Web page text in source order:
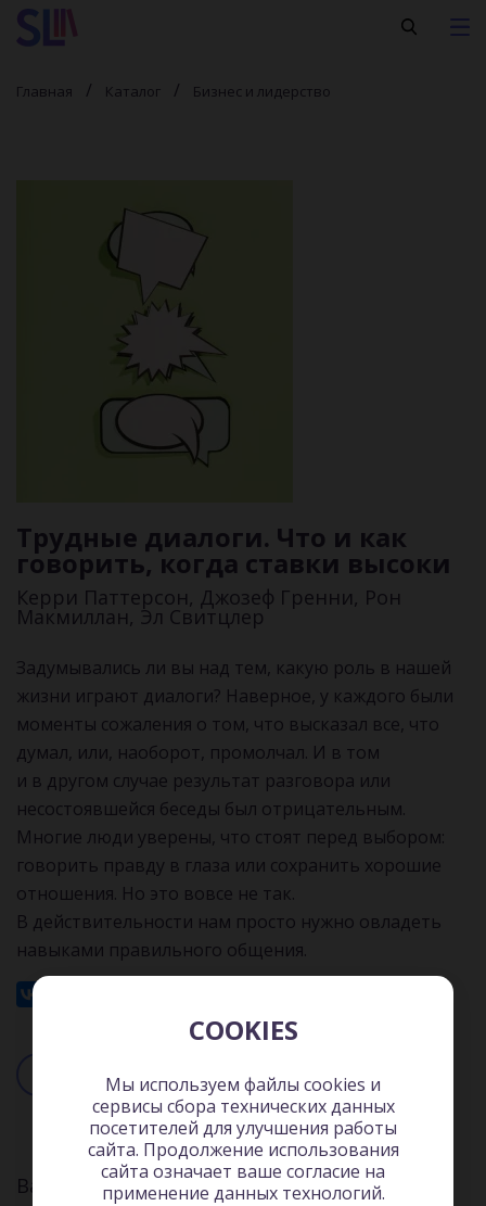
Главная Каталог Бизнес и лидерство
Трудные диалоги. Что и как
говорить, когда ставки высоки
Керри Паттерсон, Джозеф Гренни, Рон
Макмиллан, Эл Свитцлер
Задумывались ли вы над тем, какую роль в нашей
жизни играют диалоги? Наверное, у каждого были
моменты сожаления о том, что высказал все, что
думал, или, наоборот, промолчал. И в том
и в другом случае результат разговора или
несостоявшейся беседы был отрицательным.
Многие люди уверены, что стоят перед выбором:
говорить правду в глаза или сохранить хорошие
отношения. Но это вовсе не так.
В действительности нам просто нужно овладеть
навыками правильного общения.
Читать Слушать
Вас может заинтересовать:
COOKIES
Мы используем файлы cookies и
сервисы сбора технических данных
посетителей для улучшения работы
сайта. Продолжение использования
сайта означает ваше согласие на
применение данных технологий.